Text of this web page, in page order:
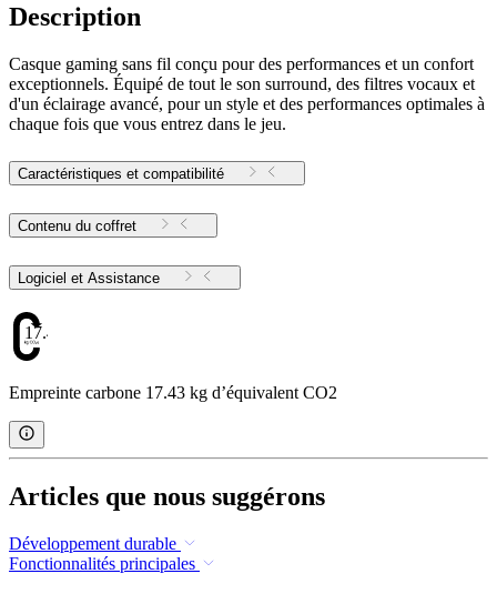
Description
Casque gaming sans fil conçu pour des performances et un confort
exceptionnels. Équipé de tout le son surround, des filtres vocaux et
d'un éclairage avancé, pour un style et des performances optimales à
chaque fois que vous entrez dans le jeu.
Caractéristiques et compatibilité
Contenu du coffret
Logiciel et Assistance
17.43
Empreinte carbone 17.43 kg d’équivalent CO2
Articles que nous suggérons
Développement durable
Fonctionnalités principales